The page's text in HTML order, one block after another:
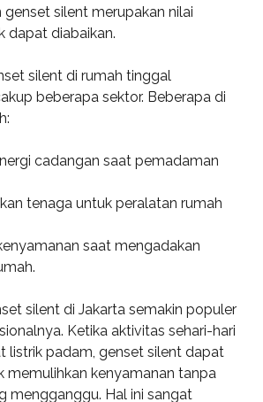
silent merupakan nilai
dapat diabaikan.
silent di rumah tinggal
beberapa sektor. Beberapa di
cadangan saat pemadaman
tenaga untuk peralatan rumah
saat mengadakan
silent di Jakarta semakin populer
Ketika aktivitas sehari-hari
listrik padam, genset silent dapat
memulihkan kenyamanan tanpa
mengganggu. Hal ini sangat